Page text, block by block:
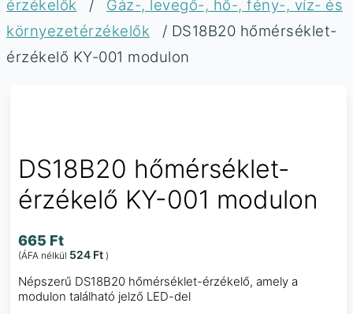
érzékelők
/
Gáz-, levegő-, hő-, fény-, víz- és
környezetérzékelők
/ DS18B20 hőmérséklet-
érzékelő KY-001 modulon
DS18B20 hőmérséklet-
érzékelő KY-001 modulon
665 Ft
(ÁFA nélkül 524 Ft )
Népszerű DS18B20 hőmérséklet-érzékelő, amely a
modulon található jelző LED-del